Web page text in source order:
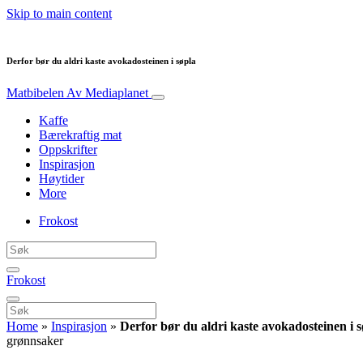
Skip to main content
Derfor bør du aldri kaste avokadosteinen i søpla
Matbibelen Av Mediaplanet
Kaffe
Bærekraftig mat
Oppskrifter
Inspirasjon
Høytider
More
Frokost
Frokost
Home » Inspirasjon » Derfor bør du aldri kaste avokadosteinen i
grønnsaker